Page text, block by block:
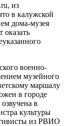
из
в калужской
дома-музея
военно-
музейного
маршалу
в городе
в
культуры
из РВИО